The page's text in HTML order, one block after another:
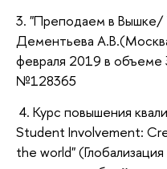
3. "Преподаем в Вышке/
Дементьева
февраля 2019 в объеме
№128365
4. Курс повышения
Student Involvement:
the world"